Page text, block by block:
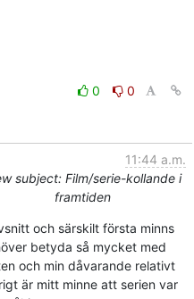
0
0
11:44 a.m.
subject: Film/serie-kollande i
framtiden
och särskilt första minns
betyda så mycket med
och min dåvarande relativt
är mitt minne att serien var